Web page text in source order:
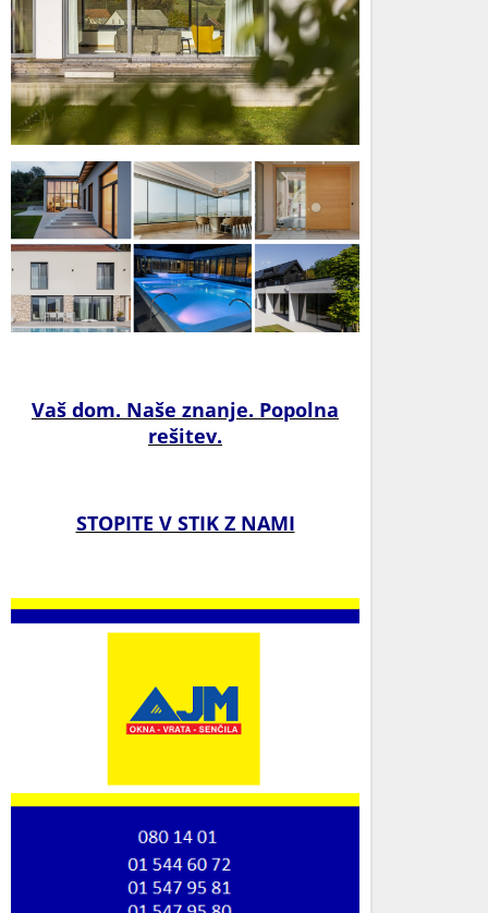
Vaš dom. Naše znanje. Popolna
rešitev.
STOPITE V STIK Z NAMI